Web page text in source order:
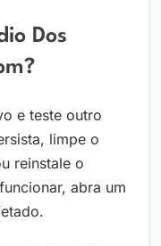
Dos
e teste outro
limpe o
reinstale o
abra um